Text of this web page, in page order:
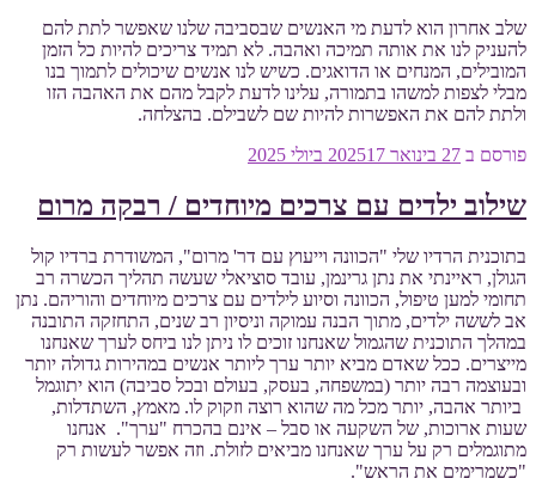
שלב אחרון הוא לדעת מי האנשים שבסביבה שלנו שאפשר לתת להם
להעניק לנו את אותה תמיכה ואהבה. לא תמיד צריכים להיות כל הזמן
המובילים, המנחים או הדואגים. כשיש לנו אנשים שיכולים לתמוך בנו
מבלי לצפות למשהו בתמורה, עלינו לדעת לקבל מהם את האהבה הזו
ולתת להם את האפשרות להיות שם לשבילם. בהצלחה.
פורסם ב 27 בינואר 2025 17 ביולי 2025
שילוב ילדים עם צרכים מיוחדים / רבקה מרום
בתוכנית הרדיו שלי "הכוונה וייעוץ עם דר' מרום", המשודרת ברדיו קול
הגולן, ראיינתי את נתן גרינמן, עובד סוציאלי שעשה תהליך הכשרה רב
תחומי למען טיפול, הכוונה וסיוע לילדים עם צרכים מיוחדים והוריהם. נתן
אב לששה ילדים, מתוך הבנה עמוקה וניסיון רב שנים, התחזקה התובנה
במהלך התוכנית שהגמול שאנחנו זוכים לו ניתן לנו ביחס לערך שאנחנו
מייצרים. ככל שאדם מביא יותר ערך ליותר אנשים במהירות גדולה יותר
ובעוצמה רבה יותר (במשפחה, בעסק, בעולם ובכל סביבה) הוא יתוגמל
ביותר אהבה, יותר מכל מה שהוא רוצה וזקוק לו. מאמץ, השתדלות,
שעות ארוכות, של השקעה או סבל – אינם בהכרח "ערך". אנחנו
מתוגמלים רק על ערך שאנחנו מביאים לזולת. וזה אפשר לעשות רק
"כשמרימים את הראש".